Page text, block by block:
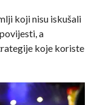
koji nisu iskušali
a
koje koriste